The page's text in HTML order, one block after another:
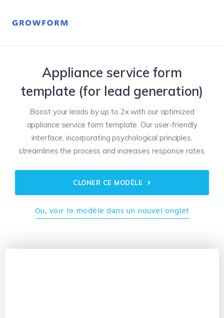
Appliance service form
template (for lead generation)
Boost your leads by up to 2x with our optimized
appliance service form template. Our user-friendly
interface, incorporating psychological principles,
streamlines the process and increases response rates.
CLONER CE MODÈLE
Ou, voir le modèle dans un nouvel onglet